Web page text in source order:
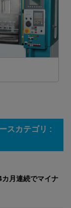
スカテゴリ :
月連続でマイナ